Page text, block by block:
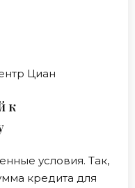
Циан
к
условия. Так,
кредита для